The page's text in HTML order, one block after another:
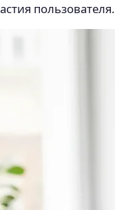
пользователя.